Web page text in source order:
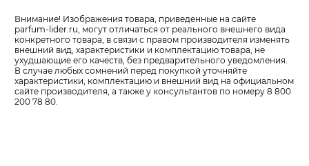
Внимание! Изображения товара, приведенные на сайте
parfum-lider.ru, могут отличаться от реального внешнего вида
конкретного товара, в связи с правом производителя изменять
внешний вид, характеристики и комплектацию товара, не
ухудшающие его качеств, без предварительного уведомления.
В случае любых сомнений перед покупкой уточняйте
характеристики, комплектацию и внешний вид на официальном
сайте производителя, а также у консультантов по номеру 8 800
200 78 80.